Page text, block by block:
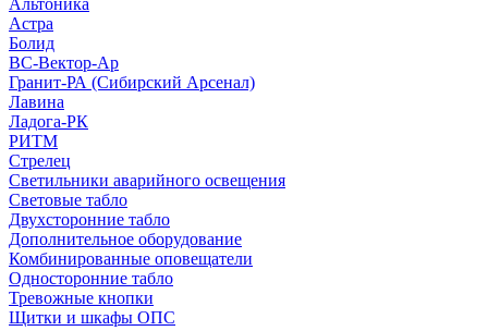
Альтоника
Астра
Болид
ВС-Вектор-Ар
Гранит-РА (Сибирский Арсенал)
Лавина
Ладога-РК
РИТМ
Стрелец
Светильники аварийного освещения
Световые табло
Двухсторонние табло
Дополнительное оборудование
Комбинированные оповещатели
Односторонние табло
Тревожные кнопки
Щитки и шкафы ОПС